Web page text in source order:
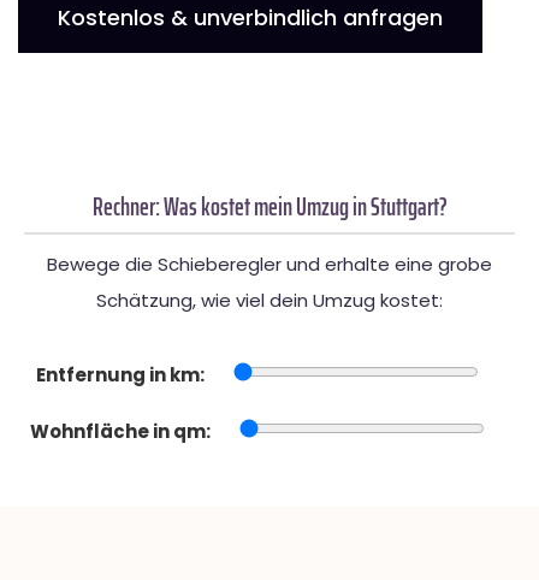
Kostenlos & unverbindlich anfragen
Rechner: Was kostet mein Umzug in Stuttgart?
Bewege die Schieberegler und erhalte eine grobe
Schätzung, wie viel dein Umzug kostet:
Entfernung in km:
Wohnfläche in qm: